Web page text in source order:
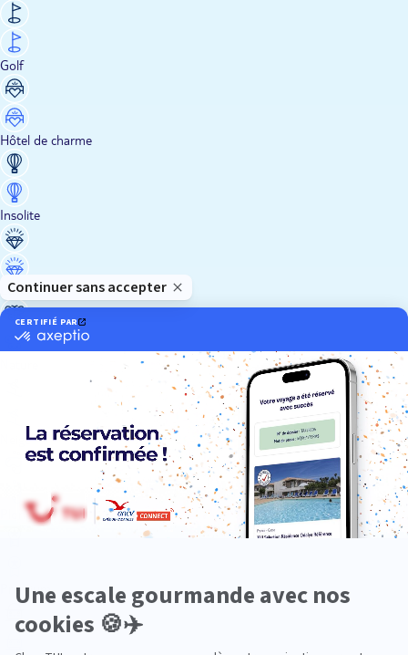
Golf
Hôtel de charme
Insolite
Luxe
Neige
Plongée
Premium